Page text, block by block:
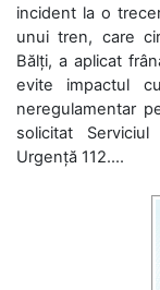
incident la o
unui tren, care
Bălți, a aplicat
evite impactul
neregulamentar
solicitat
Urgență 112....